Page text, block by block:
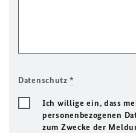
Datenschutz*
Ich willige ein, dass
personenbezogenen
zum Zwecke der